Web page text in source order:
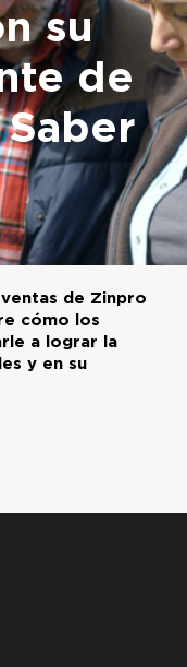
su
de
de Zinpro
cómo los
a lograr la
y en su